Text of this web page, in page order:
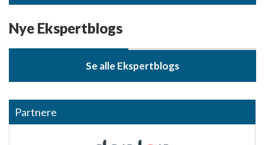
Nye Ekspertblogs
Se alle Ekspertblogs
Partnere